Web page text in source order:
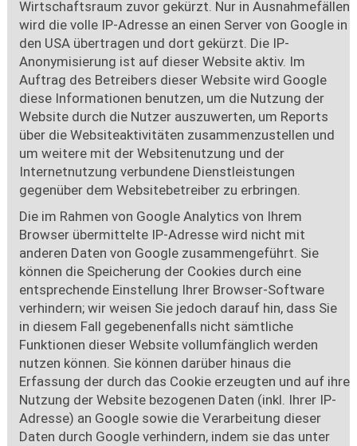
Wirtschaftsraum zuvor gekürzt. Nur in Ausnahmefällen
wird die volle IP-Adresse an einen Server von Google in
den USA übertragen und dort gekürzt. Die IP-
Anonymisierung ist auf dieser Website aktiv. Im
Auftrag des Betreibers dieser Website wird Google
diese Informationen benutzen, um die Nutzung der
Website durch die Nutzer auszuwerten, um Reports
über die Websiteaktivitäten zusammenzustellen und
um weitere mit der Websitenutzung und der
Internetnutzung verbundene Dienstleistungen
gegenüber dem Websitebetreiber zu erbringen.
Die im Rahmen von Google Analytics von Ihrem
Browser übermittelte IP-Adresse wird nicht mit
anderen Daten von Google zusammengeführt. Sie
können die Speicherung der Cookies durch eine
entsprechende Einstellung Ihrer Browser-Software
verhindern; wir weisen Sie jedoch darauf hin, dass Sie
in diesem Fall gegebenenfalls nicht sämtliche
Funktionen dieser Website vollumfänglich werden
nutzen können. Sie können darüber hinaus die
Erfassung der durch das Cookie erzeugten und auf ihre
Nutzung der Website bezogenen Daten (inkl. Ihrer IP-
Adresse) an Google sowie die Verarbeitung dieser
Daten durch Google verhindern, indem sie das unter